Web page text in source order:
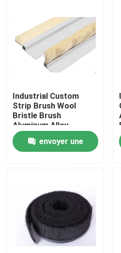
A propos de nous
Visite d'usine
Contrôle de la qualité
Contact
Brosses cylindriques
Brosses à rouleaux
Industrial Custom
Strip Brush Wool
Bristle Brush
Aluminum Alloy
Bracket Strip Brush
Cleaning Brush Strip
envoyer une